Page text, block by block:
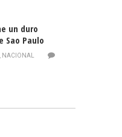
un duro
Sao Paulo
NACIONAL